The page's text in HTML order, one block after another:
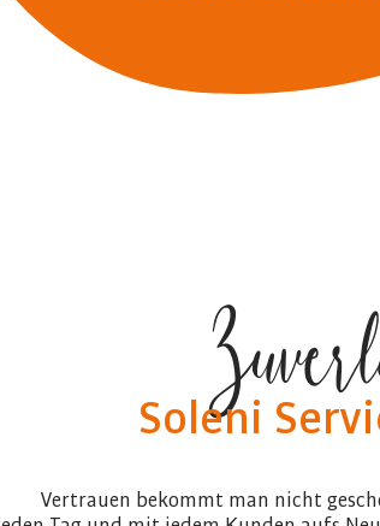
Soleni
Vertrauen bekommt man nicht